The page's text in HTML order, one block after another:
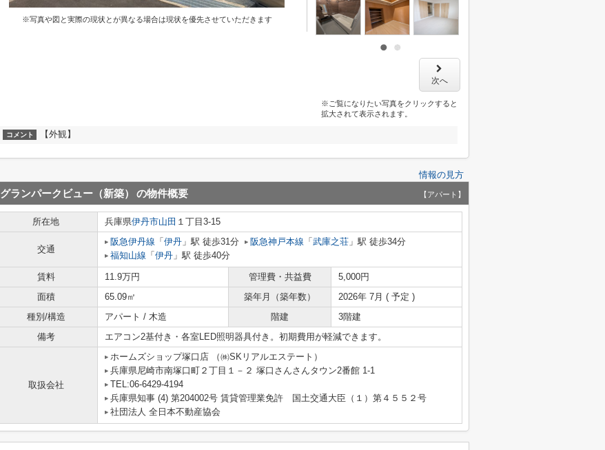
※写真や図と実際の現状とが異なる場合は現状を優先させていただきます
次へ
※ご覧になりたい写真をクリックすると
拡大されて表示されます。
コメント 【外観】
情報の見方
グランパークビュー（新築） の物件概要 【アパート】
所在地 兵庫県伊丹市山田 １丁目3-15
交通
阪急伊丹線 「 伊丹 」駅 徒歩31分 阪急神戸本線 「 武庫之荘 」駅 徒歩34分
福知山線 「 伊丹 」駅 徒歩40分
賃料 11.9万円 管理費・共益費
5,000円
面積
65.09㎡ 築年月（築年数）
2026年 7月 ( 予定 )
種別/構造
アパート / 木造 階建
3階建
備考
エアコン2基付き・各室LED照明器具付き。初期費用が軽減できます。
取扱会社
ホームズショップ塚口店 （㈱SKリアルエステート）
兵庫県尼崎市南塚口町２丁目１－２ 塚口さんさんタウン2番館 1-1
TEL:06-6429-4194
兵庫県知事 (4) 第204002号 賃貸管理業免許 国土交通大臣（１）第４５５２号
社団法人 全日本不動産協会